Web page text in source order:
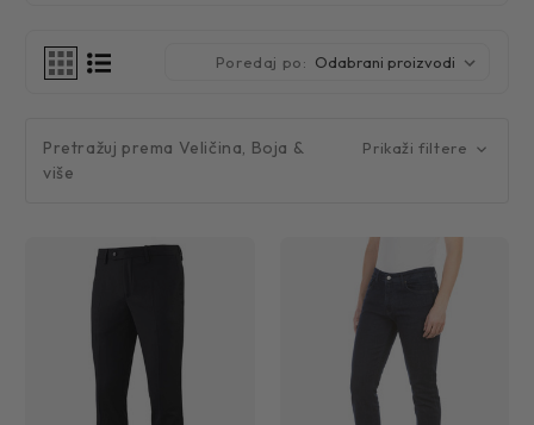
Poredaj po:
Pretražuj prema Veličina, Boja &
više
Prikaži filtere